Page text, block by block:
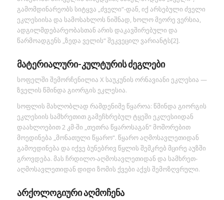
გამომდინარეობს სიტყვა „ძველი“-დან, იქ არსებული ძველი
ეკლესიისა და სამოსახლოს ნიშნად, ხოლო მეორე ვერსია,
ადგილმდებარეობასთან არის დაკავშირებული და
წარმოადგენს „ზედა ველის“ შეკვეცილ ვარიანტს[2].
მატერიალური-კულტურის ძეგლები
სოფელში შემორჩენილია X საუკუნის ორნავიანი ეკლესია —
ზველის წმინდა გიორგის ეკლესია.
სოფლის მახლობლად რამდენიმე წყაროა: წმინდა გიორგის
ეკლესიის სამხრეთით გამეჩხრებულ ტყეში ეკლესიიდან
დაახლოებით 2 კმ-ში „თეთრა წყაროსაგან“ მოშორებით
მოედინება „მონათული წყარო“. წყარო აღმოსავლეთიდან
გამოედინება და იქვე ბუნებრივ წყლის შემკრებ მცირე აუზში
გროვდება. მას ჩრდილო-აღმოსავლეთიდან და სამხრეთ-
აღმოსავლეთიდან დიდი ზომის ქვები აქვს შემოზღვრული.
არქოლოგიური აღმოჩენა